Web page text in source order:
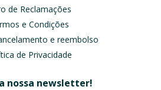
de Reclamações
e Condições
e reembolso
de Privacidade
nossa newsletter!